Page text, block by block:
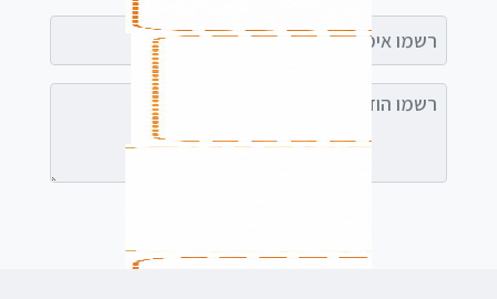
רשמו אימייל (אופציונלי)
רשמו הודעה (אופציונלי)